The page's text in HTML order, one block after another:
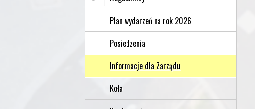
Plan wydarzeń na rok 2026
Posiedzenia
Informacje dla Zarządu
Koła